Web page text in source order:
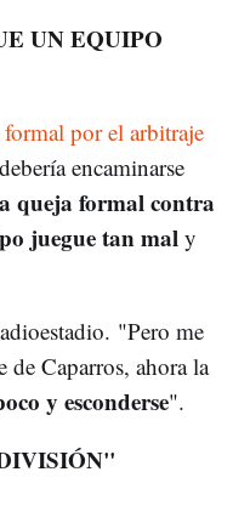
UN EQUIPO
por el arbitraje
encaminarse
queja formal contra
juegue tan mal y
"Pero me
de Caparros, ahora la
y esconderse".